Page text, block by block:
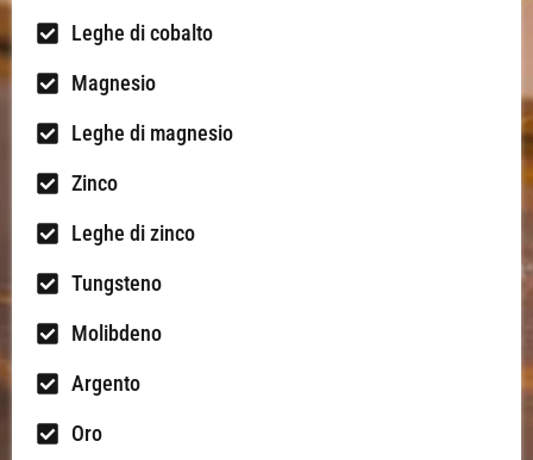
Leghe di cobalto
Magnesio
Leghe di magnesio
Zinco
Leghe di zinco
Tungsteno
Molibdeno
Argento
Oro